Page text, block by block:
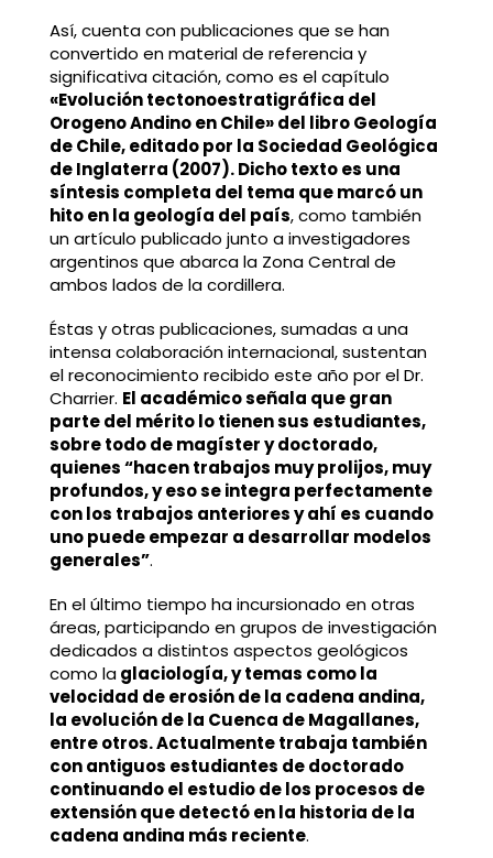
Así, cuenta con publicaciones que se han
convertido en material de referencia y
significativa citación, como es el capítulo
«Evolución tectonoestratigráfica del
Orogeno Andino en Chile» del libro Geología
de Chile, editado por la Sociedad Geológica
de Inglaterra (2007). Dicho texto es una
síntesis completa del tema que marcó un
hito en la geología del país, como también
un artículo publicado junto a investigadores
argentinos que abarca la Zona Central de
ambos lados de la cordillera.
Éstas y otras publicaciones, sumadas a una
intensa colaboración internacional, sustentan
el reconocimiento recibido este año por el Dr.
Charrier. El académico señala que gran
parte del mérito lo tienen sus estudiantes,
sobre todo de magíster y doctorado,
quienes “hacen trabajos muy prolijos, muy
profundos, y eso se integra perfectamente
con los trabajos anteriores y ahí es cuando
uno puede empezar a desarrollar modelos
generales”.
En el último tiempo ha incursionado en otras
áreas, participando en grupos de investigación
dedicados a distintos aspectos geológicos
como laglaciología, y temas como la
velocidad de erosión de la cadena andina,
la evolución de la Cuenca de Magallanes,
entre otros. Actualmente trabaja también
con antiguos estudiantes de doctorado
continuando el estudio de los procesos de
extensión que detectó en la historia de la
cadena andina más reciente.